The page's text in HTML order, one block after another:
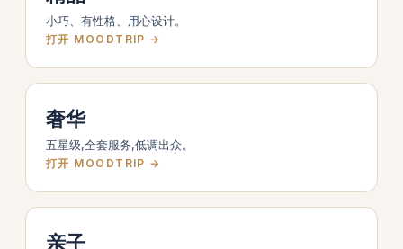
小巧、有性格、用心设计。
打开 MOODTRIP →
奢华
五星级,全套服务,低调出众。
打开 MOODTRIP →
亲子